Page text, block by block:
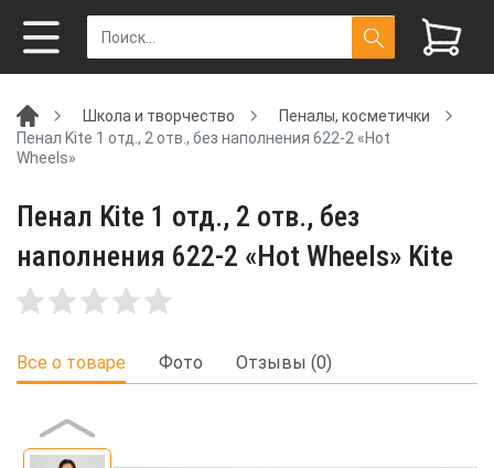
Школа и творчество
Пеналы, косметички
Пенал Kite 1 отд., 2 отв., без наполнения 622-2 «Hot
Wheels»
Пенал Kite 1 отд., 2 отв., без
наполнения 622-2 «Hot Wheels» Kite
Все о товаре Фото Отзывы (0)